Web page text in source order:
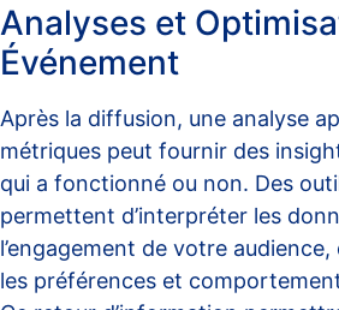
Analyses et
Événement
Après la diffusion, une analyse
métriques peut fournir des
qui a fonctionné ou non. Des
permettent d’interpréter les
l’engagement de votre audience,
les préférences et